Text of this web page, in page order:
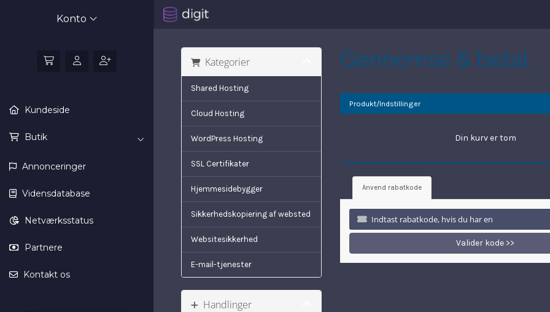
Konto
Kundeside
Butik
Annonceringer
Vidensdatabase
Netværksstatus
Partnere
Kontakt os
Kategorier
Shared Hosting
Cloud Hosting
WordPress Hosting
SSL Certifikater
Hjemmesidebygger
Sikkerhedskopiering af websted
Websitesikkerhed
E-mail-tjenester
Handlinger
Gennemse & betal
Produkt/Indstillinger
Din kurv er tom
Anvend rabatkode
Valider kode >>